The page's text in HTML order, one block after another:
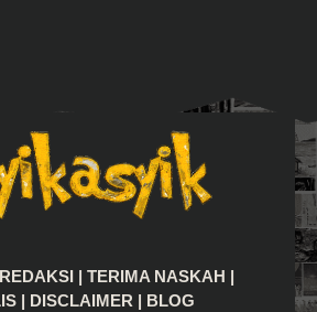
REDAKSI TERIMA NASKAH
DISCLAIMER BLOG